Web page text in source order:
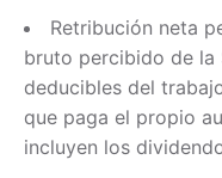
Retribución neta
bruto percibido de la
deducibles del
que paga el propio
incluyen los